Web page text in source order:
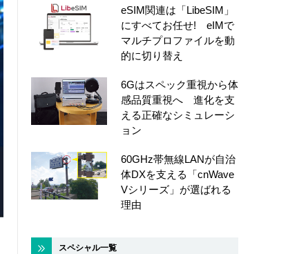
eSIM関連は「LibeSIM」
にすべてお任せ! eIMで
マルチプロファイルを動
的に切り替え
6Gはスペック重視から体
感品質重視へ 進化を支
える正確なシミュレーシ
ョン
60GHz帯無線LANが自治
体DXを支える「cnWave
Vシリーズ」が選ばれる
理由
スペシャル一覧